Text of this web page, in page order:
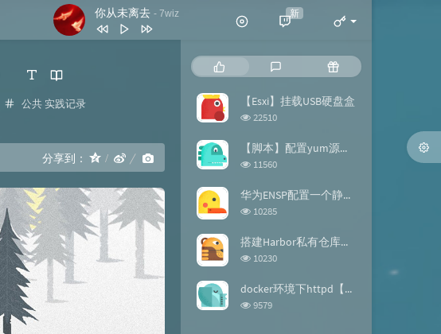
你从未离去 - 7wiz
7wiz
脏饼干
3 黄雯雯
5 谢谢你
新
分
公共实践记录
分享到：
门
文
章
新
评
随
机
文
【Esxi】挂载USB硬盘盒
浏
次
数:
22510
【脚本】配置yum源的repo文件
浏
次
数:
11560
华为ENSP配置一个静态路由【案例】
浏
次
数:
10285
搭建Harbor私有仓库【docker】
浏
次
10230
docker环境下httpd【镜像构建】
浏
9579